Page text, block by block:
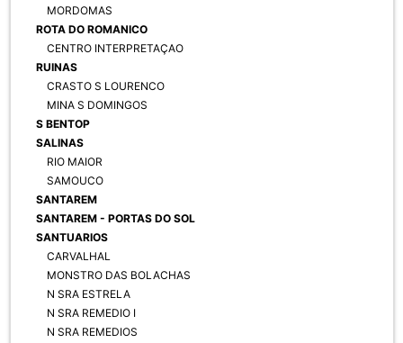
MORDOMAS
ROTA DO ROMANICO
CENTRO INTERPRETAÇAO
RUINAS
CRASTO S LOURENCO
MINA S DOMINGOS
S BENTOP
SALINAS
RIO MAIOR
SAMOUCO
SANTAREM
SANTAREM - PORTAS DO SOL
SANTUARIOS
CARVALHAL
MONSTRO DAS BOLACHAS
N SRA ESTRELA
N SRA REMEDIO I
N SRA REMEDIOS